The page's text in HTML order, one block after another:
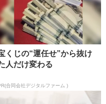
くじの“運任せ”から抜け
人だけ変わる
合同会社デジタルファーム )